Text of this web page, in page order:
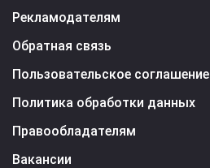
Рекламодателям
Обратная связь
Пользовательское соглашение
Политика обработки данных
Правообладателям
Вакансии